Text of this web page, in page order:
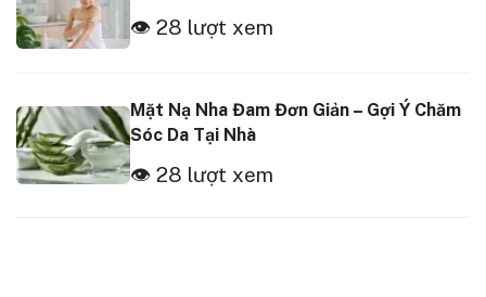
👁 28 lượt xem
Mặt Nạ Nha Đam Đơn Giản – Gợi Ý Chăm
Sóc Da Tại Nhà
👁 28 lượt xem